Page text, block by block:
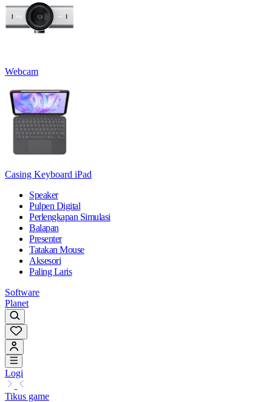
Webcam
Casing Keyboard iPad
Speaker
Pulpen Digital
Perlengkapan Simulasi
Balapan
Presenter
Tatakan Mouse
Aksesori
Paling Laris
Software
Planet
Logi
Tikus game